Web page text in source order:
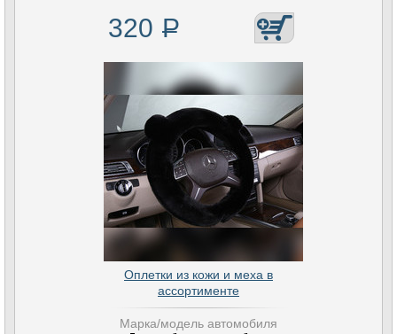
320 Р
Оплетки из кожи и меха в
ассортименте
Марка/модель автомобиля